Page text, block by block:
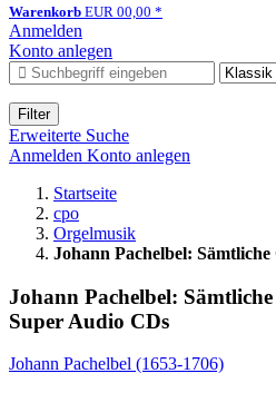
Warenkorb EUR 00,00 *
Anmelden
Konto anlegen
Filter
Erweiterte Suche
Anmelden Konto anlegen
Startseite
cpo
Orgelmusik
Johann Pachelbel:
Johann Pachelbel:
Super Audio CDs
Johann Pachelbel (1653-1706)